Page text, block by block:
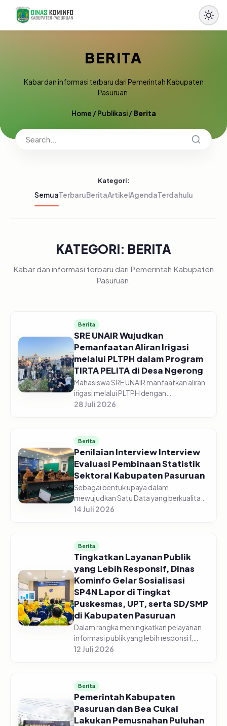
BERITA
Kabar dan informasi terbaru dari Pemerintah Kabupaten
Pasuruan.
Home /Publikasi/Berita
Kategori:
SemuaTerbaruBeritaArtikelAgendaTerdahulu
KATEGORI: BERITA
Kabar dan informasi terbaru dari Pemerintah Kabupaten
Pasuruan.
Berita
SRE UNAIR Wujudkan
Pemanfaatan Aliran Irigasi
melalui PLTPH dalam Program
TIRTA PELITA di Desa Ngerong
Mahasiswa SRE UNAIR manfaatkan aliran
irigasi melalui PLTPH dengan
memberdayakan warga Desa Ngerong di
potensi aliran...
28 Juli 2026
Berita
Penilaian Interview Interview
Evaluasi Pembinaan Statistik
Sektoral Kabupaten Pasuruan
Sebagai bentuk upaya dalam
mewujudkan Satu Data yang berkualitas,
Dinas Komunikasi dan Informatika
Statistik Se...
14 Juli 2026
Berita
Tingkatkan Layanan Publik
yang Lebih Responsif, Dinas
Kominfo Gelar Sosialisasi
SP4N Lapor di Tingkat
Puskesmas, UPT, serta SD/SMP
di Kabupaten Pasuruan
Dalam rangka meningkatkan pelayanan
informasi publik yang lebih responsif,
Pemerintah Kabupaten Pasuruan melalui
12 Juli 2026
Berita
Pemerintah Kabupaten
Pasuruan dan Bea Cukai
Lakukan Pemusnahan Puluhan